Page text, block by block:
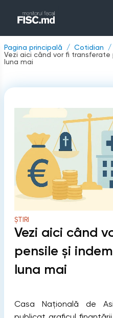
Pagina principală Cotidian
Vezi aici când vor fi
luna mai
ȘTIRI
Vezi aici când
pensile și
luna mai
Casa Națională de